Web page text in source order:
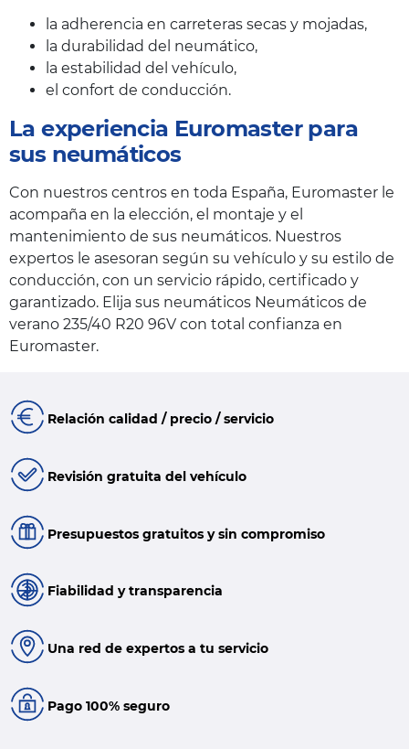
la adherencia en carreteras secas y mojadas,
la durabilidad del neumático,
la estabilidad del vehículo,
el confort de conducción.
La experiencia Euromaster para
sus neumáticos
Con nuestros centros en toda España, Euromaster le
acompaña en la elección, el montaje y el
mantenimiento de sus neumáticos. Nuestros
expertos le asesoran según su vehículo y su estilo de
conducción, con un servicio rápido, certificado y
garantizado. Elija sus neumáticos Neumáticos de
verano 235/40 R20 96V con total confianza en
Euromaster.
Relación calidad / precio / servicio
Revisión gratuita del vehículo
Presupuestos gratuitos y sin compromiso
Fiabilidad y transparencia
Una red de expertos a tu servicio
Pago 100% seguro